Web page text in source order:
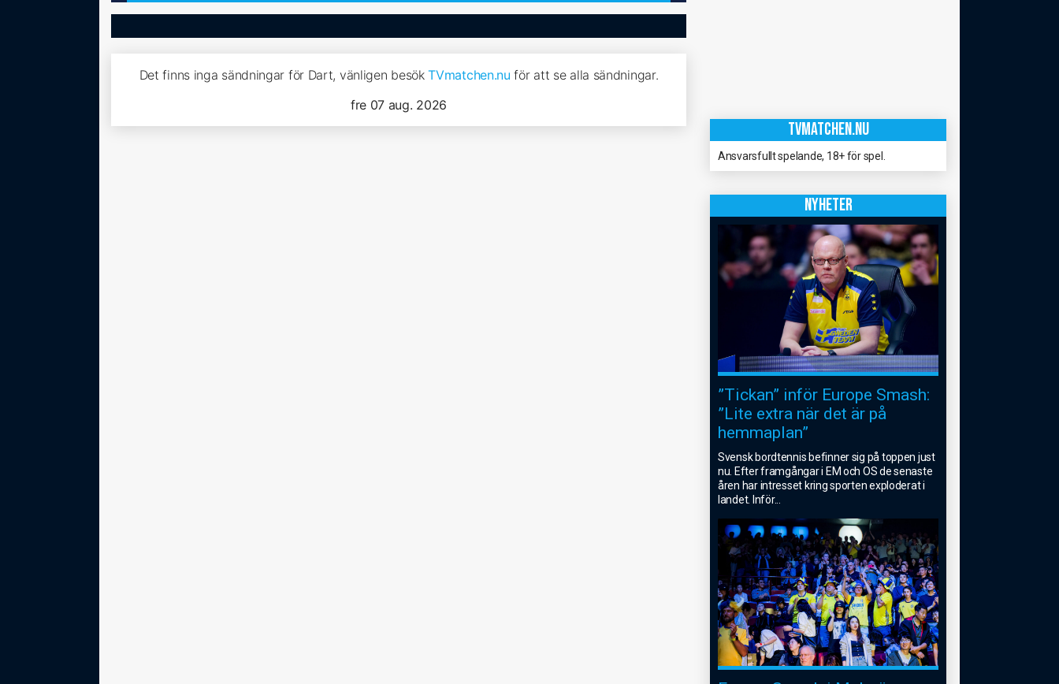
Det finns inga sändningar för Dart, vänligen besökTVmatchen.nu för att se alla sändningar.
fre 07 aug. 2026
TVMATCHEN.NU
Ansvarsfullt spelande, 18+ för spel.
NYHETER
”Tickan” inför Europe Smash:
”Lite extra när det är på
hemmaplan”
Svensk bordtennis befinner sig på toppen just
nu. Efter framgångar i EM och OS de senaste
åren har intresset kring sporten exploderat i
landet. Inför...